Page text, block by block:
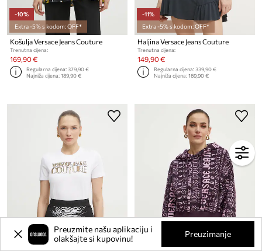
-10%
Extra -5% s kodom: OFF*
Košulja Versace Jeans Couture
Trenutna cijena:
169,90 €
Regularna cijena:379,90 €
Najniža cijena:189,90 €
-11%
Extra -5% s kodom: OFF*
Haljina Versace Jeans Couture
Trenutna cijena:
149,90 €
Regularna cijena:339,90 €
Najniža cijena:169,90 €
Preuzmite našu aplikaciju i
olakšajte si kupovinu!
Preuzimanje